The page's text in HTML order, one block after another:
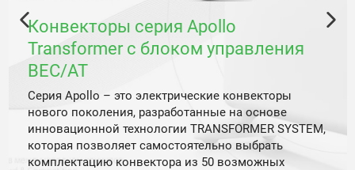
Конвекторы серия Apollo
Transformer с блоком управления
BEC/AT
Серия Apollo – это электрические конвекторы
нового поколения, разработанные на основе
инновационной технологии TRANSFORMER SYSTEM,
которая позволяет самостоятельно выбрать
комплектацию конвектора из 50 возможных